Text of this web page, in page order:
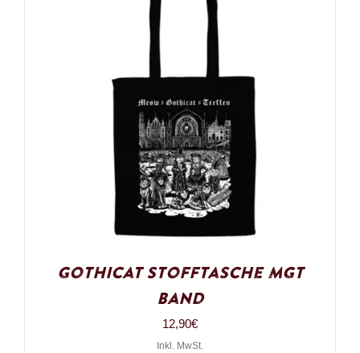
Gothicat Stofftasche MGT
Band
12,90€
Inkl. MwSt.